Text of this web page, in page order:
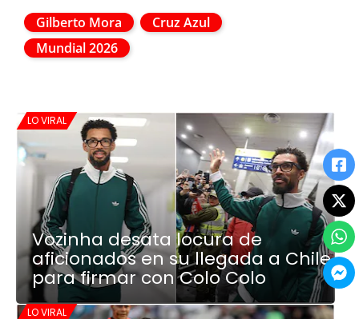
Gilberto Mora
Cruz Azul
Mundial 2026
LO VIRAL
Vozinha desata locura de
aficionados en su llegada a Chile
para firmar con Colo Colo
LO VIRAL